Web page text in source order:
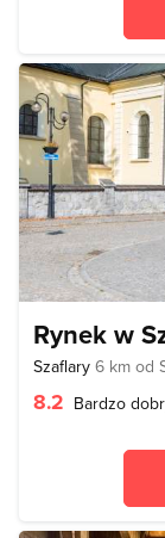
Rynek w
Szaflary 6 km od
8.2 Bardzo